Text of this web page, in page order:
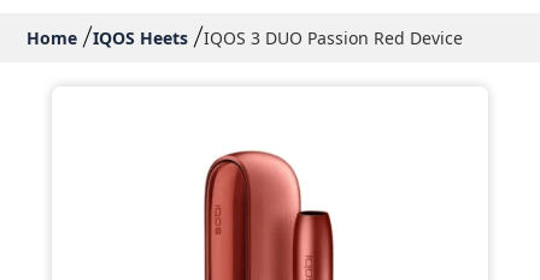
Home IQOS Heets IQOS 3 DUO Passion Red Device